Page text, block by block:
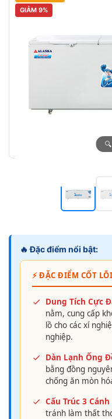
GIẢM 9%
🔥 Đặc điểm nổi bật:
⚡ ĐẶC ĐIỂM CỐT
Dung Tích Cực
nằm, cung cấp
lồ cho các xí
nghiệp.
Dàn Lạnh Ống
bằng đồng
chống ăn mòn
Cấu Trúc 3
tránh làm thất